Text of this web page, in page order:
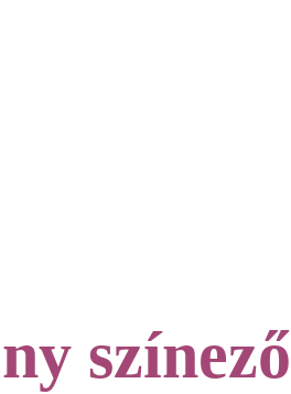
színező